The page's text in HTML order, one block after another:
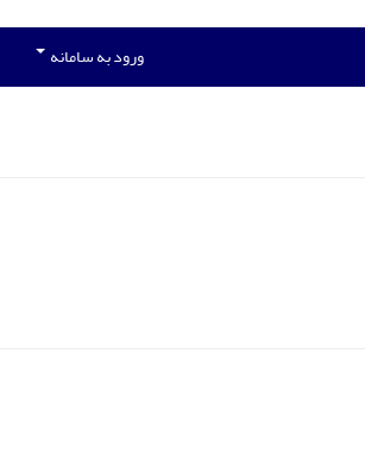
ورود به سامانه